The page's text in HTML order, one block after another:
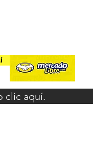
clic aquí.